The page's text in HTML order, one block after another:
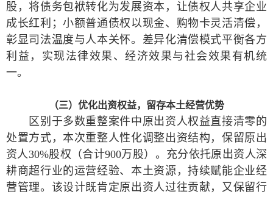
股，将债务包袱转化为发展资本，让债权人共享企业
成长红利；小额普通债权以现金、购物卡灵活清偿，
彰显司法温度与人本关怀。差异化清偿模式平衡各方
利益，实现法律效果、经济效果与社会效果有机统
一。
（三）优化出资权益，留存本土经营优势
区别于多数重整案件中原出资人权益直接清零的
处置方式，本次重整人性化调整出资结构，保留原出
资人30%股权（合计900万股）。充分依托原出资人深
耕商超行业的运营经验、本土资源，持续赋能企业经
营管理。该设计既肯定原出资人过往贡献，又保留行